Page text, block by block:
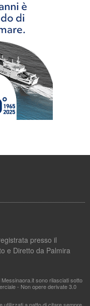
presso il
e Diretto da Palmira
sono rilasciati sotto
- Non opere derivate 3.0